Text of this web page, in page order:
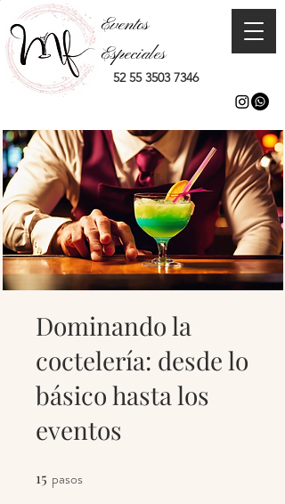
52 55 3503 7346
Eventos
Especiales
Dominando la
coctelería: desde lo
básico hasta los
eventos
15 pasos